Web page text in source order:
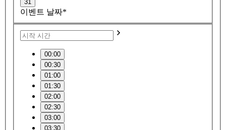
31
이벤트 날짜*
00:00
00:30
01:00
01:30
02:00
02:30
03:00
03:30